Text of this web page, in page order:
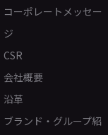
コーポレートメッセー
ジ
CSR
会社概要
沿革
ブランド・グループ紹